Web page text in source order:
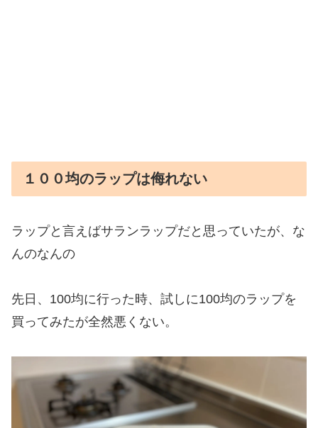
１００均のラップは侮れない
ラップと言えばサランラップだと思っていたが、な
んのなんの
先日、100均に行った時、試しに100均のラップを
買ってみたが全然悪くない。